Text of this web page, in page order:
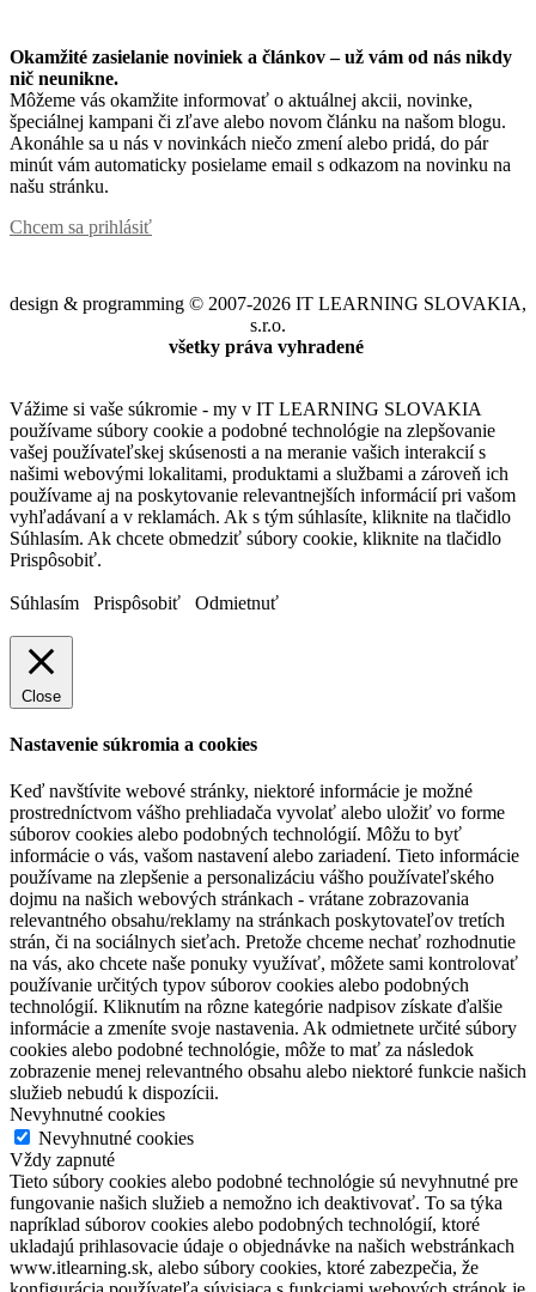
Okamžité zasielanie noviniek a článkov – už vám od nás nikdy
nič neunikne.
Môžeme vás okamžite informovať o aktuálnej akcii, novinke,
špeciálnej kampani či zľave alebo novom článku na našom blogu.
Akonáhle sa u nás v novinkách niečo zmení alebo pridá, do pár
minút vám automaticky posielame email s odkazom na novinku na
našu stránku.
Chcem sa prihlásiť
design & programming © 2007-2026 IT LEARNING SLOVAKIA,
s.r.o.
všetky práva vyhradené
Vážime si vaše súkromie - my v IT LEARNING SLOVAKIA
používame súbory cookie a podobné technológie na zlepšovanie
vašej používateľskej skúsenosti a na meranie vašich interakcií s
našimi webovými lokalitami, produktami a službami a zároveň ich
používame aj na poskytovanie relevantnejších informácií pri vašom
vyhľadávaní a v reklamách. Ak s tým súhlasíte, kliknite na tlačidlo
Súhlasím. Ak chcete obmedziť súbory cookie, kliknite na tlačidlo
Prispôsobiť.
Súhlasím Prispôsobiť Odmietnuť
Close
Nastavenie súkromia a cookies
Keď navštívite webové stránky, niektoré informácie je možné
prostredníctvom vášho prehliadača vyvolať alebo uložiť vo forme
súborov cookies alebo podobných technológií. Môžu to byť
informácie o vás, vašom nastavení alebo zariadení. Tieto informácie
používame na zlepšenie a personalizáciu vášho používateľského
dojmu na našich webových stránkach - vrátane zobrazovania
relevantného obsahu/reklamy na stránkach poskytovateľov tretích
strán, či na sociálnych sieťach. Pretože chceme nechať rozhodnutie
na vás, ako chcete naše ponuky využívať, môžete sami kontrolovať
používanie určitých typov súborov cookies alebo podobných
technológií. Kliknutím na rôzne kategórie nadpisov získate ďalšie
informácie a zmeníte svoje nastavenia. Ak odmietnete určité súbory
cookies alebo podobné technológie, môže to mať za následok
zobrazenie menej relevantného obsahu alebo niektoré funkcie našich
služieb nebudú k dispozícii.
Nevyhnutné cookies
Nevyhnutné cookies
Vždy zapnuté
Tieto súbory cookies alebo podobné technológie sú nevyhnutné pre
fungovanie našich služieb a nemožno ich deaktivovať. To sa týka
napríklad súborov cookies alebo podobných technológií, ktoré
ukladajú prihlasovacie údaje o objednávke na našich webstránkach
www.itlearning.sk, alebo súbory cookies, ktoré zabezpečia, že